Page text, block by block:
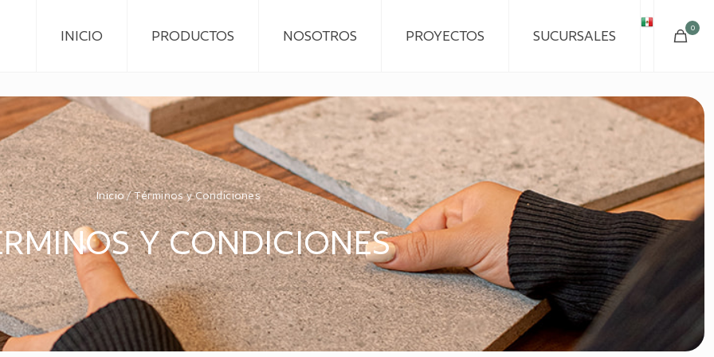
INICIO PRODUCTOS NOSOTROS PROYECTOS SUCURSALES 0
Inicio / Términos y Condiciones
Y CONDICIONES